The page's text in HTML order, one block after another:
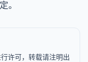
。
许可，转载请注明出